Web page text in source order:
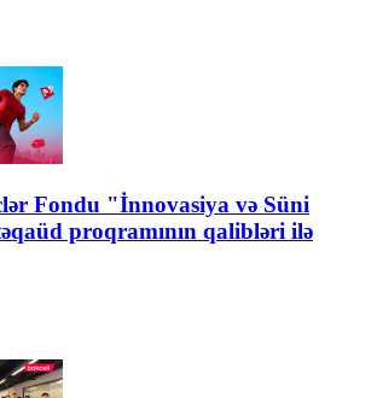
Fondu "İnnovasiya və Süni
proqramının qalibləri ilə